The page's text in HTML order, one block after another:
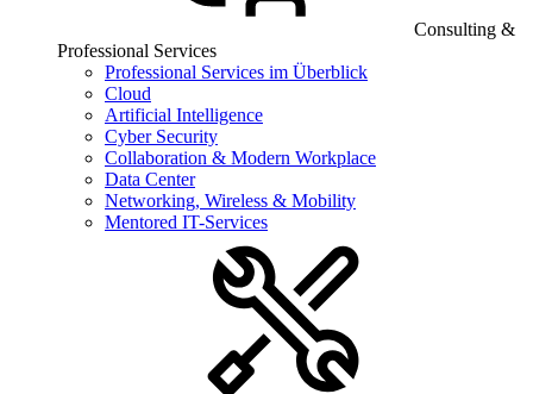
Consulting &
Professional Services
Professional Services im Überblick
Cloud
Artificial Intelligence
Cyber Security
Collaboration & Modern Workplace
Data Center
Networking, Wireless & Mobility
Mentored IT-Services